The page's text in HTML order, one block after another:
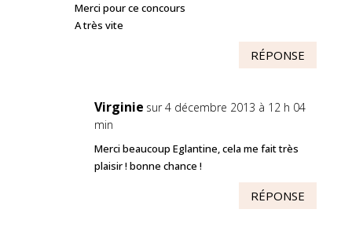
Merci pour ce concours
A très vite
RÉPONSE
Virginie sur 4 décembre 2013 à 12 h 04
min
Merci beaucoup Eglantine, cela me fait très
plaisir ! bonne chance !
RÉPONSE